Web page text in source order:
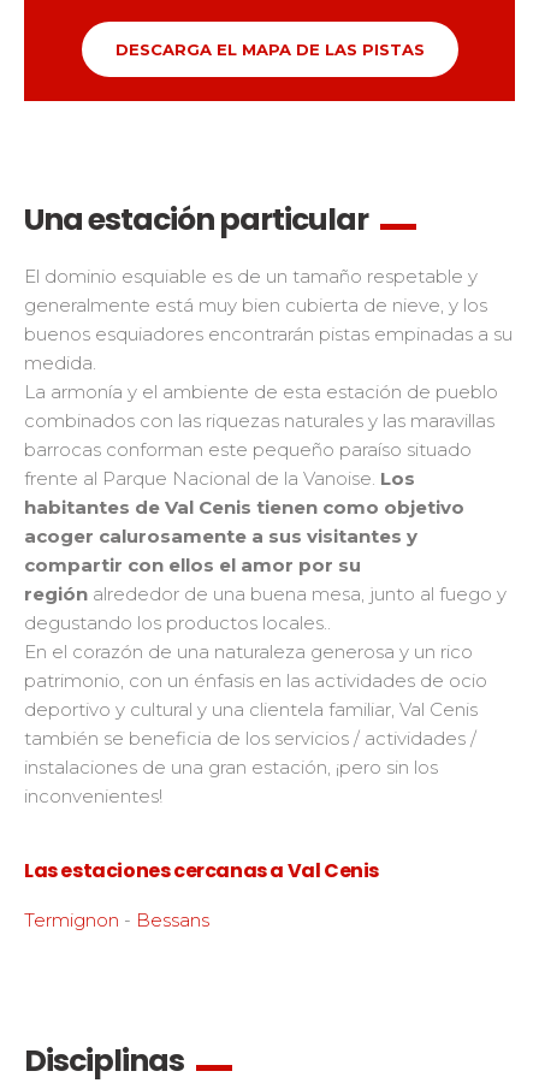
DESCARGA EL MAPA DE LAS PISTAS
Una estación particular
El dominio esquiable es de un tamaño respetable y
generalmente está muy bien cubierta de nieve, y los
buenos esquiadores encontrarán pistas empinadas a su
medida.
La armonía y el ambiente de esta estación de pueblo
combinados con las riquezas naturales y las maravillas
barrocas conforman este pequeño paraíso situado
frente al Parque Nacional de la Vanoise. Los
habitantes de Val Cenis tienen como objetivo
acoger calurosamente a sus visitantes y
compartir con ellos el amor por su
región alrededor de una buena mesa, junto al fuego y
degustando los productos locales..
En el corazón de una naturaleza generosa y un rico
patrimonio, con un énfasis en las actividades de ocio
deportivo y cultural y una clientela familiar, Val Cenis
también se beneficia de los servicios / actividades /
instalaciones de una gran estación, ¡pero sin los
inconvenientes!
Las estaciones cercanas a Val Cenis
Termignon - Bessans
Disciplinas